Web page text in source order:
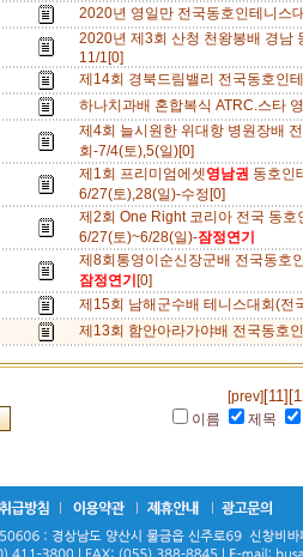
2020년 영일만 전국동호인테니스
2020년 제3회 산청 천왕봉배 경남
11/1[0]
제14회 경북드림밸리 전국동호인
하나치과배 혼합복식 ATRC.스타
제4회 늘시원한 위대항 병원장배
회-7/4(토),5(일)[0]
제1회 프리미엄에셋영남권 동호인
6/27(토),28(일)-수정[0]
제2회 One Right 코리아 전국 동호
6/27(토)~6/28(일)-잠정연기
제8회통영이순신장군배 전국동호
잠정연기 [0]
제15회 남해군수배 테니스대회(전
제13회 함안아라가야배 전국동호
[prev] [11]
이름
제목